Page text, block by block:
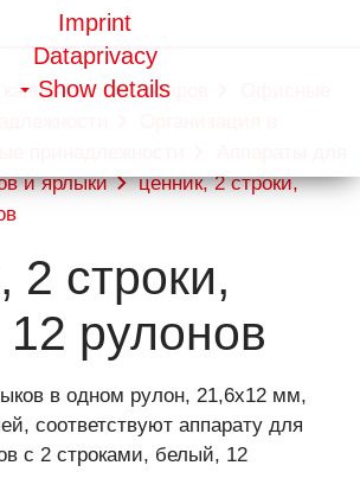
канцелярских товаров
и ярлыки
ценник, 2 строки,
2 строки,
рулонов
в одном рулон, 21,6х12 мм,
соответствуют аппарату для
с 2 строками, белый, 12
Show details
Dataprivacy
Imprint